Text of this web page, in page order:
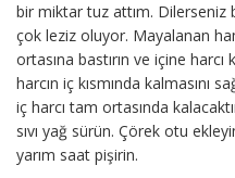
bir miktar tuz attım. Dilerseniz
çok leziz oluyor. Mayalanan
ortasına bastırın ve içine
harcın iç kısmında kalmasını
iç harcı tam ortasında
sıvı yağ sürün. Çörek otu
yarım saat pişirin.